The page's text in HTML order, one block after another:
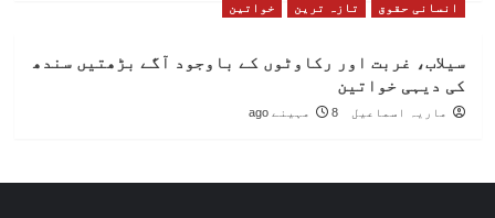
انسانی حقوق تازہ ترین خواتین
سیلاب، غربت اور رکاوٹوں کے باوجود آگے بڑھتیں سندھ
کی دیہی خواتین
ماریہ اسماعیل 8 مہینے ago